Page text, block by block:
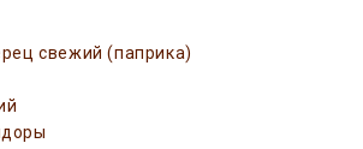
свежий (паприка)